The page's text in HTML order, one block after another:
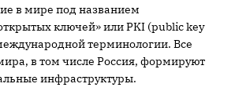
в мире под названием
ключей» или PKI (public key
терминологии. Все
в том числе Россия, формируют
инфраструктуры.